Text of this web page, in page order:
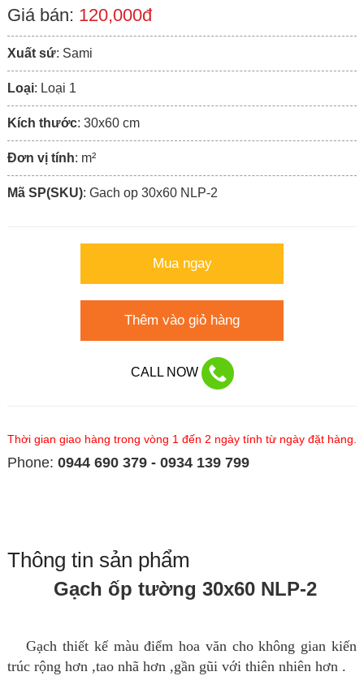
Giá bán: 120,000đ
Xuất sứ: Sami
Loại: Loại 1
Kích thước: 30x60 cm
Đơn vị tính: m²
Mã SP(SKU): Gach op 30x60 NLP-2
Mua ngay
Thêm vào giỏ hàng
CALL NOW
Thời gian giao hàng trong vòng 1 đến 2 ngày tính từ ngày đặt hàng.
Phone: 0944 690 379 - 0934 139 799
Thông tin sản phẩm
Gạch ốp tường 30x60 NLP-2
Gạch thiết kế màu điểm hoa văn cho không gian kiến
trúc rộng hơn ,tao nhã hơn ,gần gũi với thiên nhiên hơn .